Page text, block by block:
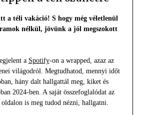
a téli vakáció! S hogy még véletlenül
nélkül, jövünk a jól megszokott
a Spotify-on a wrapped, azaz az
világodról. Megtudhatod, mennyi időt
hány dalt hallgattál meg, kiket és
2024-ben. A saját összefoglalódat az
oldalon is meg tudod nézni, hallgatni.